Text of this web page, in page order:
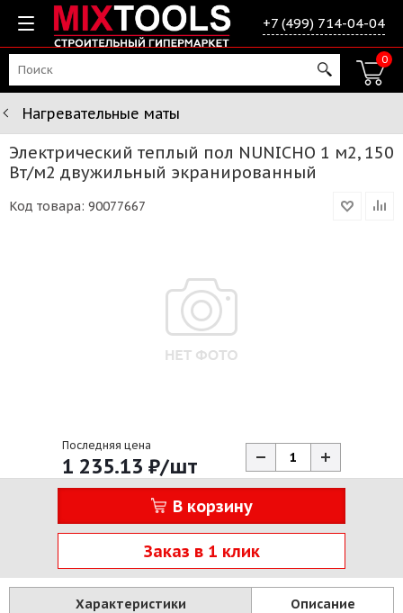
+7 (499) 714-04-04
0
Нагревательные маты
Электрический теплый пол NUNICHO 1 м2, 150
Вт/м2 двужильный экранированный
Код товара: 90077667
Последняя цена
1 235.13 ₽/шт
В корзину
Заказ в 1 клик
Характеристики Описание